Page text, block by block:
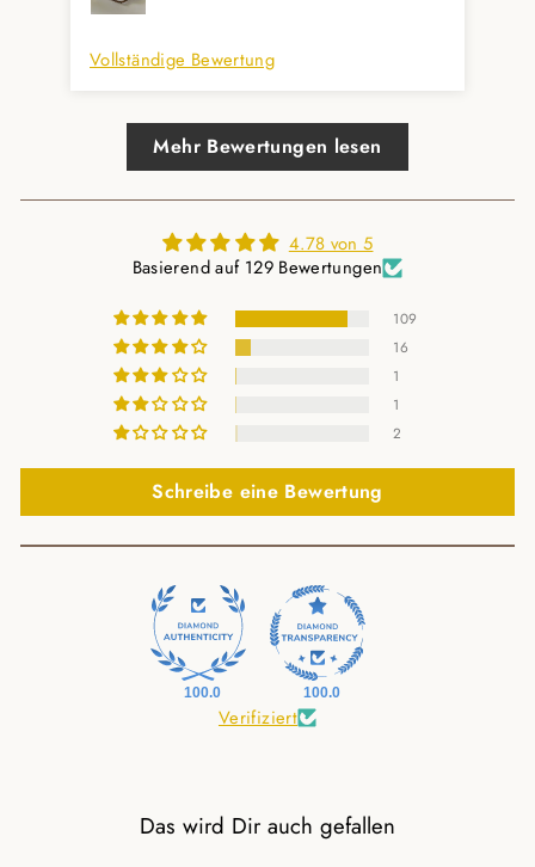
Vollständige Bewertung
Mehr Bewertungen lesen
4.78 von 5
Basierend auf 129 Bewertungen
109
16
1
1
2
Schreibe eine Bewertung
100.0 100.0
Verifiziert
Das wird Dir auch gefallen